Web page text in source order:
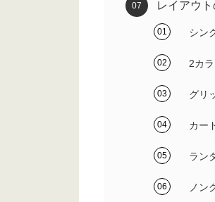
レイアウ
シン
2カラ
グリ
カー
ラン
ノン